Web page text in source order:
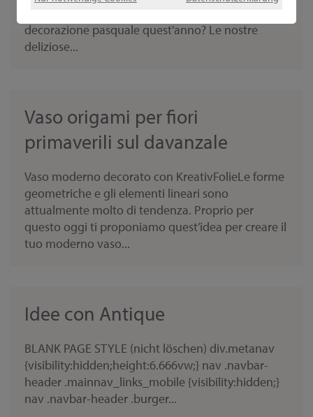
decorazione pasquale quest'anno? Le nostre
deliziose...
Vaso origami per fiori
primaverili sul davanzale
Vaso moderno decorato con KreativFolieLe forme
geometriche e gli elementi lineari sono
attualmente molto di tendenza. Proprio per
questo oggi ti proponiamo quest’idea per creare il
tuo moderno vaso...
Idee con Antique
BLANK PAGE STYLE (nicht löschen) div.metanav
{visibility:hidden;height:6.666vw;} nav .navbar-
header .mainnav_links_mobile {visibility:hidden;}
nav .navbar-header .burger...